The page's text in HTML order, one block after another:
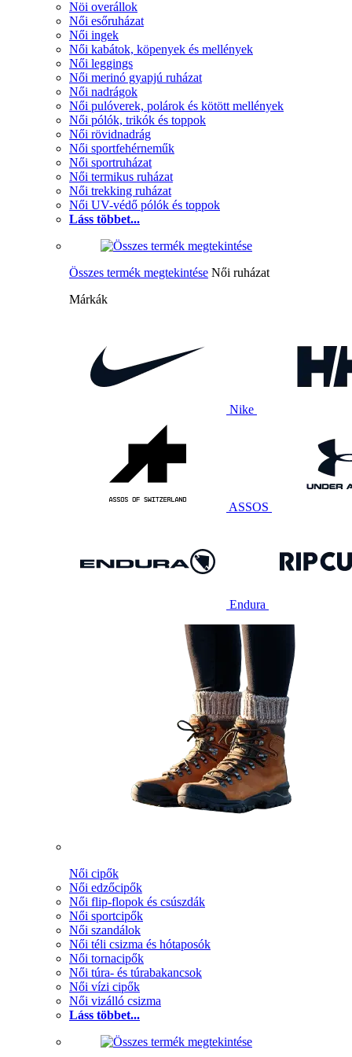
Nöi overállok
Női esőruházat
Női ingek
Női kabátok, köpenyek és mellények
Női leggings
Női merinó gyapjú ruházat
Női nadrágok
Női pulóverek, polárok és kötött mellények
Női pólók, trikók és toppok
Női rövidnadrág
Női sportfehérneműk
Női sportruházat
Női termikus ruházat
Női trekking ruházat
Női UV-védő pólók és toppok
Láss többet...
Összes termék megtekintése Női ruházat
Márkák
Nike
ASSOS
Endura
Női cipők
Női edzőcipők
Női flip-flopok és csúszdák
Női sportcipők
Női szandálok
Női téli csizma és hótaposók
Női tornacipők
Női túra- és túrabakancsok
Női vízi cipők
Női vizálló csizma
Láss többet...